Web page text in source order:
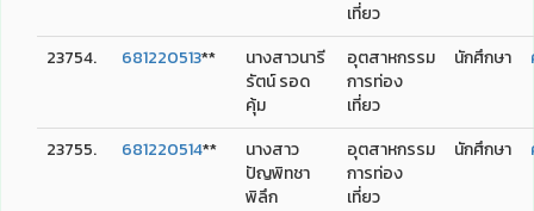
เที่ยว
23754. 681220513**
นางสาวนารี
รัตน์ รอด
คุ้ม
อุตสาหกรรม
การท่อง
เที่ยว
นักศึกษา
23755. 681220514**
นางสาว
ปัญพิทชา
พิลึก
อุตสาหกรรม
การท่อง
เที่ยว
นักศึกษา